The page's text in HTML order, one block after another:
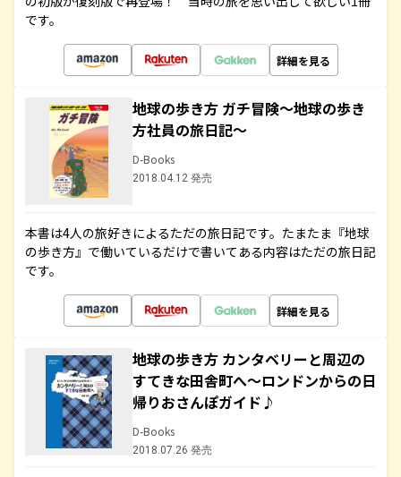
です。
詳細を見る
地球の歩き方 ガチ冒険～地球の歩き
方社員の旅日記～
D-Books
2018.04.12 発売
本書は4人の旅好きによるただの旅日記です。たまたま『地球
の歩き方』で働いているだけで書いてある内容はただの旅日記
です。
詳細を見る
地球の歩き方 カンタベリーと周辺の
すてきな田舎町へ～ロンドンからの日
帰りおさんぽガイド♪
D-Books
2018.07.26 発売